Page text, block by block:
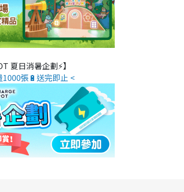
夏日消暑企劃⚡】
張🔋送完即止 <